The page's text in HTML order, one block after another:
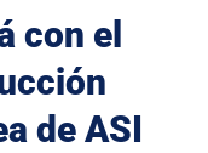
con el
de ASI